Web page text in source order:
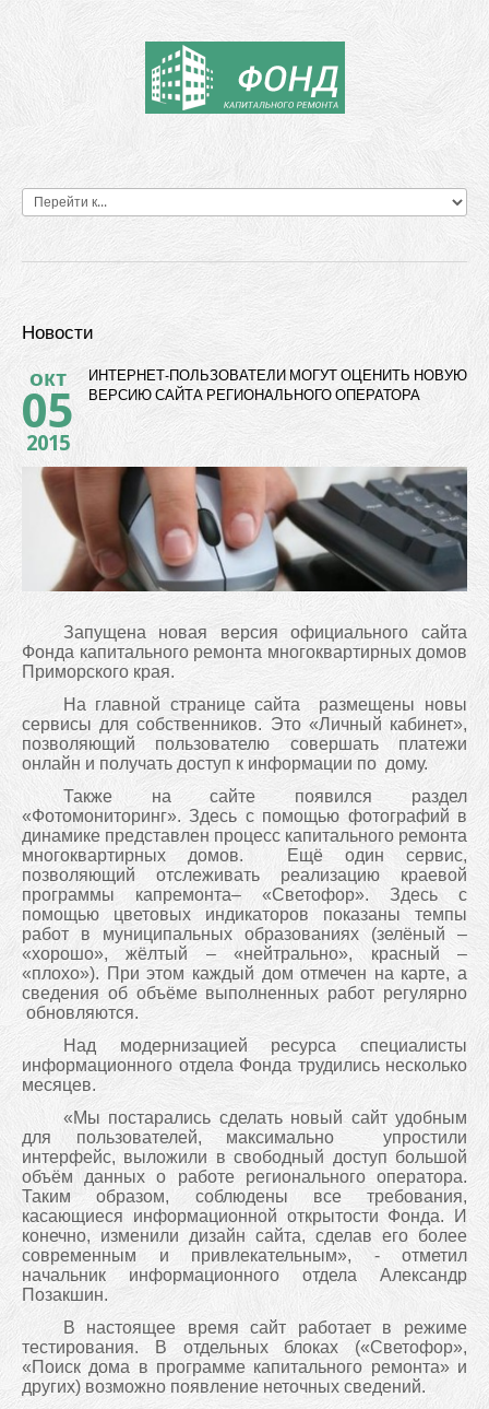
Новости
окт
05
2015
ИНТЕРНЕТ-ПОЛЬЗОВАТЕЛИ МОГУТ ОЦЕНИТЬ НОВУЮ
ВЕРСИЮ САЙТА РЕГИОНАЛЬНОГО ОПЕРАТОРА
Запущена новая версия официального сайта
Фонда капитального ремонта многоквартирных домов
Приморского края.
На главной странице сайта размещены новы
сервисы для собственников. Это «Личный кабинет»,
позволяющий пользователю совершать платежи
онлайн и получать доступ к информации по дому.
Также на сайте появился раздел
«Фотомониторинг». Здесь с помощью фотографий в
динамике представлен процесс капитального ремонта
многоквартирных домов. Ещё один сервис,
позволяющий отслеживать реализацию краевой
программы капремонта– «Светофор». Здесь с
помощью цветовых индикаторов показаны темпы
работ в муниципальных образованиях (зелёный –
«хорошо», жёлтый – «нейтрально», красный –
«плохо»). При этом каждый дом отмечен на карте, а
сведения об объёме выполненных работ регулярно
обновляются.
Над модернизацией ресурса специалисты
информационного отдела Фонда трудились несколько
месяцев.
«Мы постарались сделать новый сайт удобным
для пользователей, максимально упростили
интерфейс, выложили в свободный доступ большой
объём данных о работе регионального оператора.
Таким образом, соблюдены все требования,
касающиеся информационной открытости Фонда. И
конечно, изменили дизайн сайта, сделав его более
современным и привлекательным», - отметил
начальник информационного отдела Александр
Позакшин.
В настоящее время сайт работает в режиме
тестирования. В отдельных блоках («Светофор»,
«Поиск дома в программе капитального ремонта» и
других) возможно появление неточных сведений.